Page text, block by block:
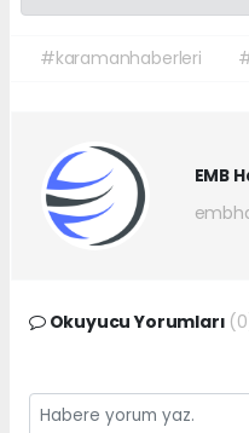
#karamanhaberleri
EMB
Okuyucu Yorumları